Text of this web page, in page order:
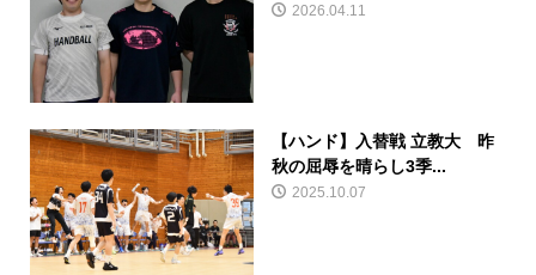
2026.04.11
【ハンド】入替戦 立教大 昨
秋の屈辱を晴らし3季...
2025.10.07